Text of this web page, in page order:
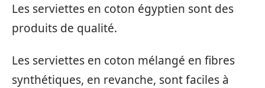
Les serviettes en coton égyptien sont des
produits de qualité.
Les serviettes en coton mélangé en fibres
synthétiques, en revanche, sont faciles à